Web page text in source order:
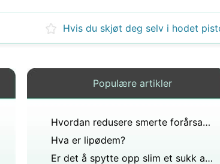
Populære artikler
Hvordan redusere smerte forårsaket av munnen kreft
Hva er lipødem?
Er det å spytte opp slim et sukk av kreft?